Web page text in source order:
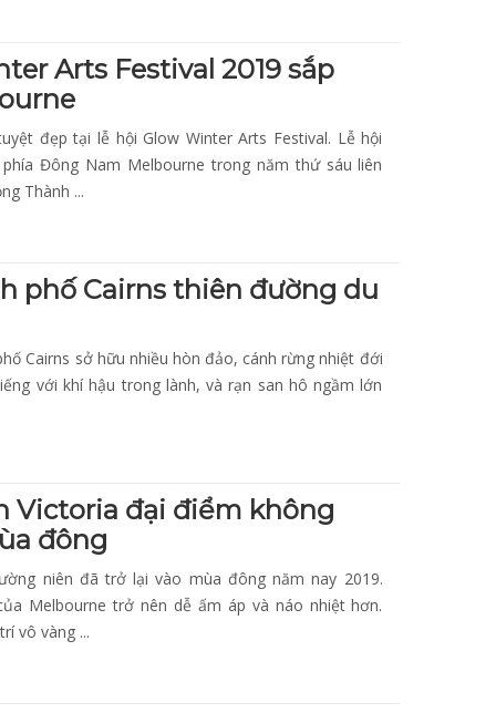
Arts Festival 2019 sắp
đẹp tại lễ hội Glow Winter Arts Festival. Lễ hội
Đông Nam Melbourne trong năm thứ sáu liên
Thành ...
phố Cairns thiên đường du
Cairns sở hữu nhiều hòn đảo, cánh rừng nhiệt đới
với khí hậu trong lành, và rạn san hô ngầm lớn
Victoria đại điểm không
đông
niên đã trở lại vào mùa đông năm nay 2019.
Melbourne trở nên dễ ấm áp và náo nhiệt hơn.
vô vàng ...